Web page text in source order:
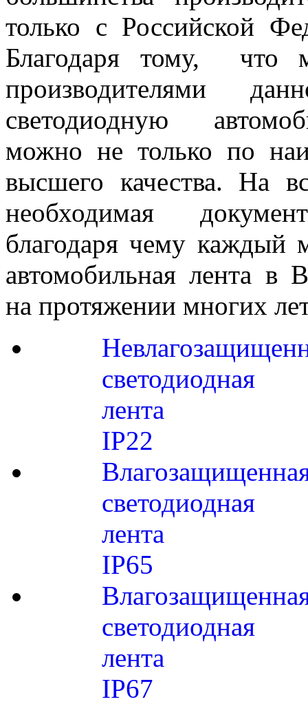
только с Российской
Благодаря тому,
производителями
светодиодную
можно не только по
высшего качества. На
необходимая
благодаря чему
автомобильная лента в
на протяжении многих
светодиодная
лента
IP22
светодиодная
лента
IP65
светодиодная
лента
IP67